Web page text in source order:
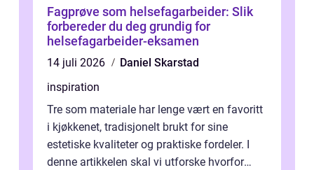
Fagprøve som helsefagarbeider: Slik
forbereder du deg grundig for
helsefagarbeider-eksamen
14 juli 2026
Daniel Skarstad
inspiration
Tre som materiale har lenge vært en favoritt
i kjøkkenet, tradisjonelt brukt for sine
estetiske kvaliteter og praktiske fordeler. I
denne artikkelen skal vi utforske hvorfor